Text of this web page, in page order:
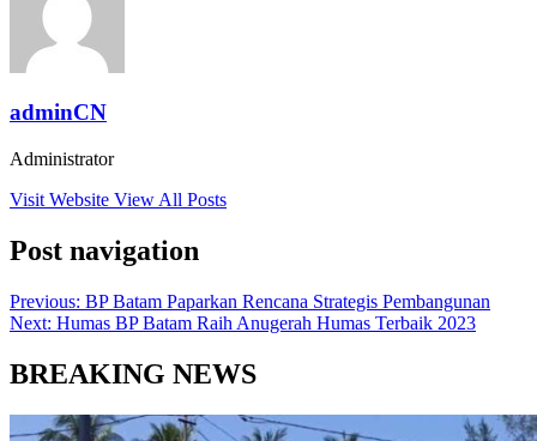
adminCN
Administrator
Visit Website View All Posts
Post navigation
Previous: BP Batam Paparkan Rencana Strategis Pembangunan
Next: Humas BP Batam Raih Anugerah Humas Terbaik 2023
BREAKING NEWS